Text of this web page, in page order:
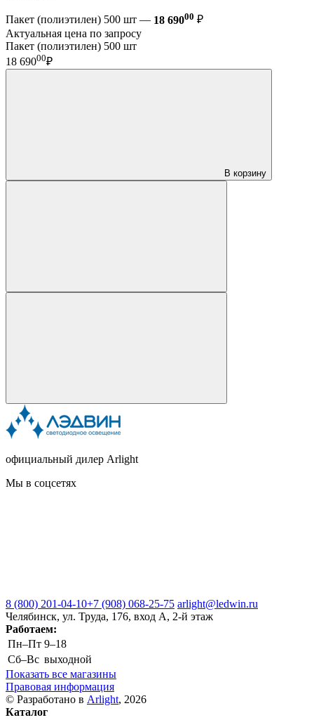
Пакет (полиэтилен) 500 шт — 18 69000 ₽
Актуальная цена по запросу
Пакет (полиэтилен) 500 шт
18 69000₽
В корзину
официальный дилер Arlight
Мы в соцсетях
8 (800) 201-04-10+7 (908) 068-25-75 arlight@ledwin.ru
Челябинск, ул. Труда, 176, вход А, 2-й этаж
Работаем:
Пн–Пт 9–18
Сб–Вс выходной
Показать все магазины
Правовая информация
© Разработано в Arlight, 2026
Каталог